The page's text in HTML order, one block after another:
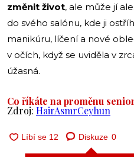
změnit život, ale může jí
do svého salónu, kde ji
manikúru, líčení a nové
v očích, když se uviděla v
úžasná.
Co říkáte na proměnu
Zdroj: HairAsmrCeyhun
Diskuze 0